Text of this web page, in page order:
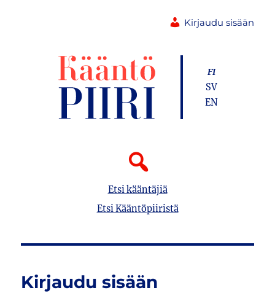
Kirjaudu sisään
Etsi kääntäjiä
Etsi Kääntöpiiristä
FI
SV
EN
Kirjaudu sisään